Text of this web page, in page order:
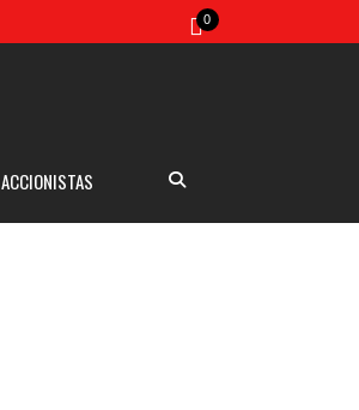
0
ACCIONISTAS